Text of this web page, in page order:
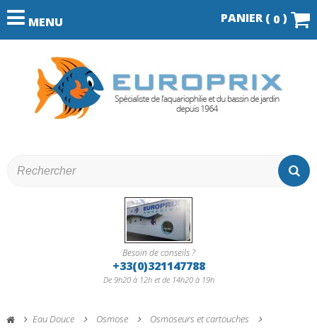
MENU PANIER ( 0 )
Besoin de conseils ?
+33(0)321147788
De 9h20 à 12h et de 14h20 à 19h
Eau Douce Osmose
Osmoseurs et cartouches